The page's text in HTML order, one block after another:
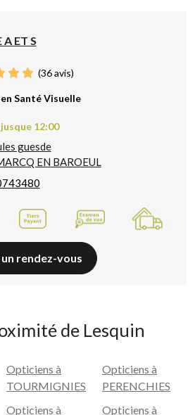
ET S
(36avis)
Santé Visuelle
12:00
guesde
EN BAROEUL
rendez-vous
de Lesquin
Opticiens à
TOURMIGNIES
Opticiens à
Opticiens à
PERENCHIES
Opticiens à